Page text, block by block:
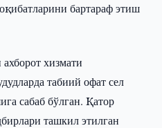
бартараф этиш
хизмати
табиий офат сел
сабаб бўлган. Қатор
ташкил этилган